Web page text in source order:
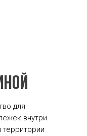
для
внутри
территории